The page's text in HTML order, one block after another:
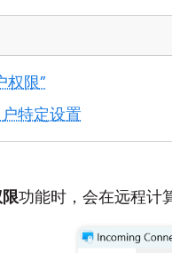
权限”
特定设置
功能时，会在远程计